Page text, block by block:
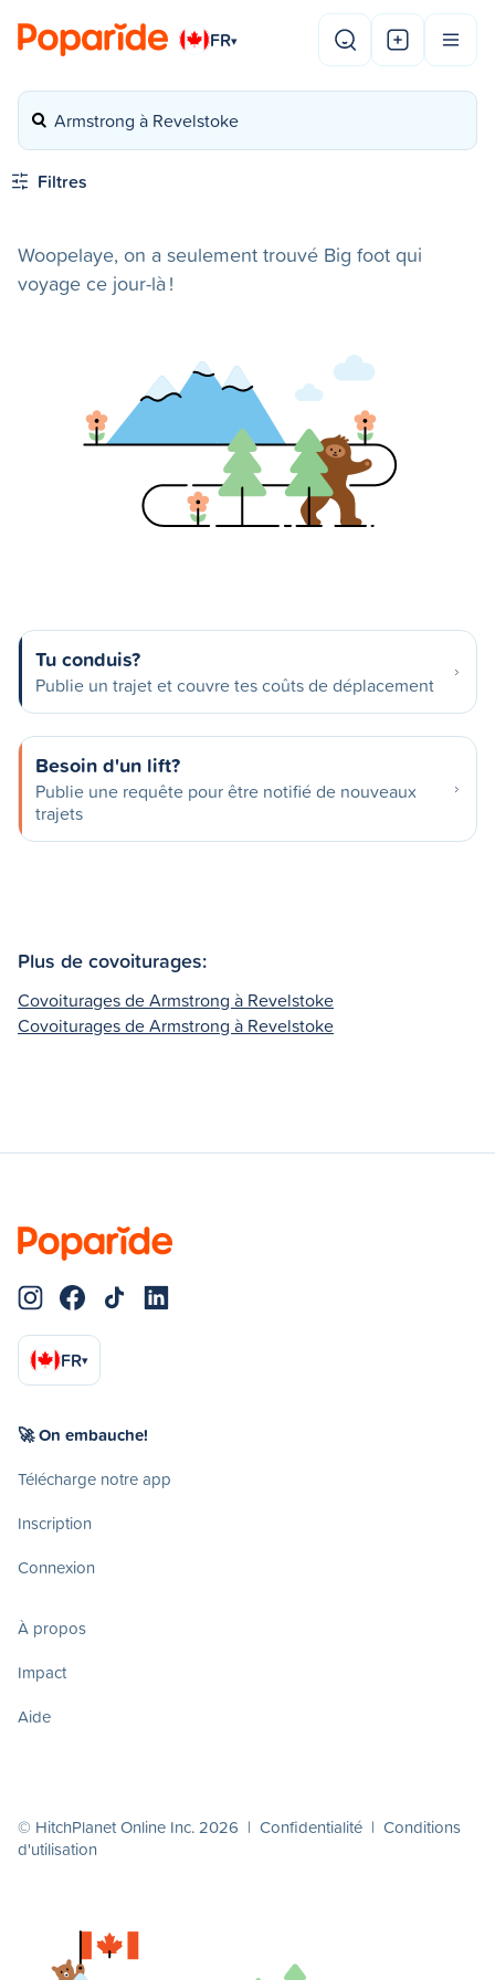
FR▾
Armstrong à Revelstoke
Filtres
Woopelaye, on a seulement trouvé Big foot qui
voyage ce jour-là !
Tu conduis?
Publie un trajet et couvre tes coûts de déplacement
Besoin d'un lift?
Publie une requête pour être notifié de nouveaux
trajets
Plus de covoiturages:
Covoiturages de Armstrong à Revelstoke
Covoiturages de Armstrong à Revelstoke
FR▾
🚀 On embauche!
Télécharge notre app
Inscription
Connexion
À propos
Impact
Aide
© HitchPlanet Online Inc. 2026 | Confidentialité | Conditions
d'utilisation